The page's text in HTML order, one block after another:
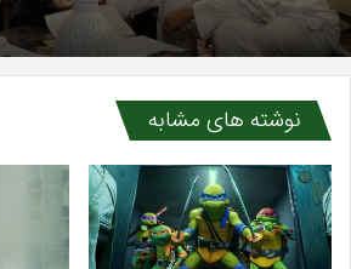
زمان قسمت پایانی سریال “رستگاری”
نوشته های مشابه